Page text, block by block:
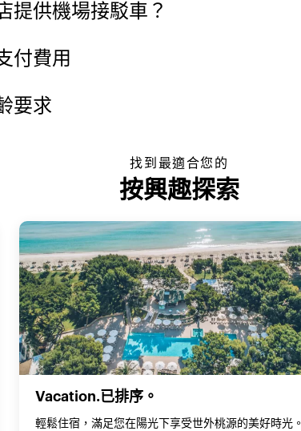
提供機場接駁車？
付費用
要求
找到最適合您的
按興趣探索
Vacation.已排序。
輕鬆住宿，滿足您在陽光下享受世外桃源的美好時光。